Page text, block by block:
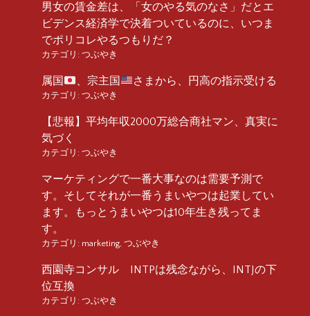
男女の賃金差は、「女のやる気のなさ」だとエ
ビデンス経済学で決着ついているのに、いつま
でポリコレやるつもりだ？
カテゴリ: つぶやき
属国 、宗主国 さまから、円高の指示受ける
カテゴリ: つぶやき
【悲報】平均年収2000万総合商社マン、真実に
気づく
カテゴリ: つぶやき
マーケティングで一番大事なのは需要予測で
す。そしてそれが一番うまいやつは起業してい
ます。もっとうまいやつは10年生き残ってま
す。
カテゴリ: marketing, つぶやき
西園寺コンサル INTPは残念ながら、INTJの下
位互換
カテゴリ: つぶやき